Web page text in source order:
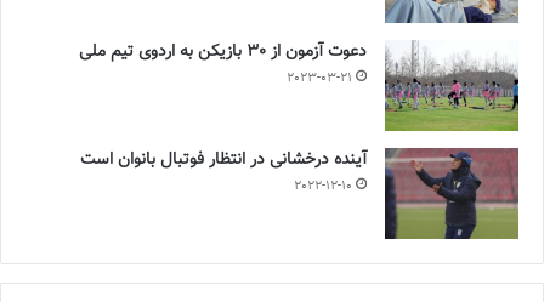
دعوت آزمون از 30 بازیکن به اردوی تیم ملی
2023-03-21
آینده درخشانی در انتظار فوتبال بانوان است
2022-12-10